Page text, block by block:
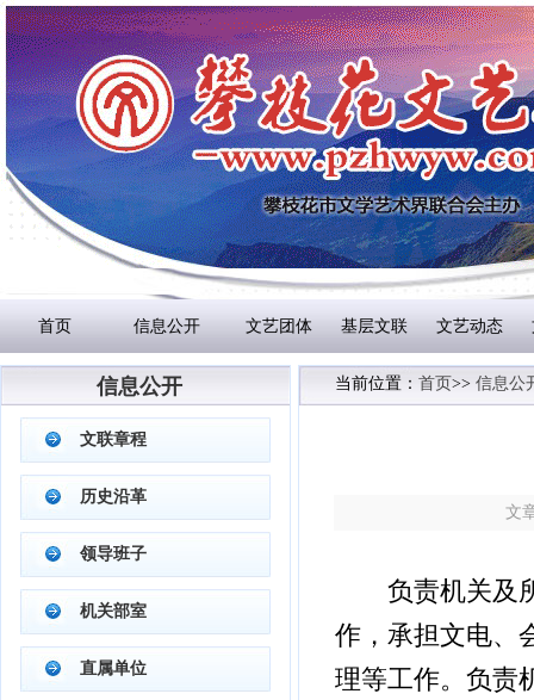
首页 信息公开 文艺团体 基层文联 文艺动态
信息公开
文联章程
历史沿革
领导班子
机关部室
直属单位
当前位置： 首页>> 信息公
文
负责机关及
作，承担文电、
理等工作。负责